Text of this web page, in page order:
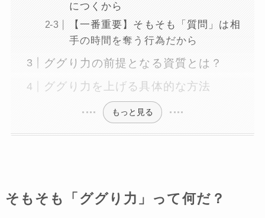
につくから
【一番重要】そもそも「質問」は相
手の時間を奪う行為だから
ググり力の前提となる資質とは？
ググり力を上げる具体的な方法
もっと見る
そもそも「ググり力」って何だ？